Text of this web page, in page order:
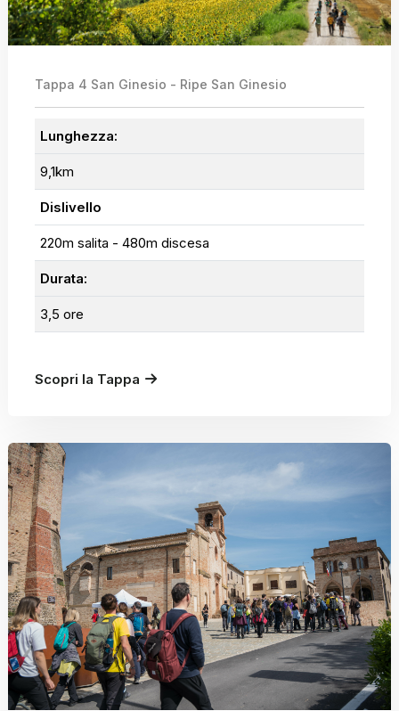
Tappa 4 San Ginesio - Ripe San Ginesio
Lunghezza:
9,1km
Dislivello
220m salita - 480m discesa
Durata:
3,5 ore
Scopri la Tappa